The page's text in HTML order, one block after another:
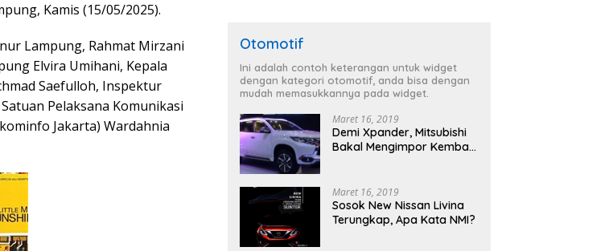
Kamis (15/05/2025).
Lampung, Rahmat Mirzani
Elvira Umihani, Kepala
Saefulloh, Inspektur
Pelaksana Komunikasi
Jakarta) Wardahnia
Otomotif
Ini adalah contoh keterangan untuk widget
dengan kategori otomotif, anda bisa dengan
mudah memasukkannya pada widget.
Maret 16, 2019
Demi Xpander, Mitsubishi
Bakal Mengimpor Kembali
Maret 16, 2019
Sosok New Nissan Livina
Terungkap, Apa Kata NMI?